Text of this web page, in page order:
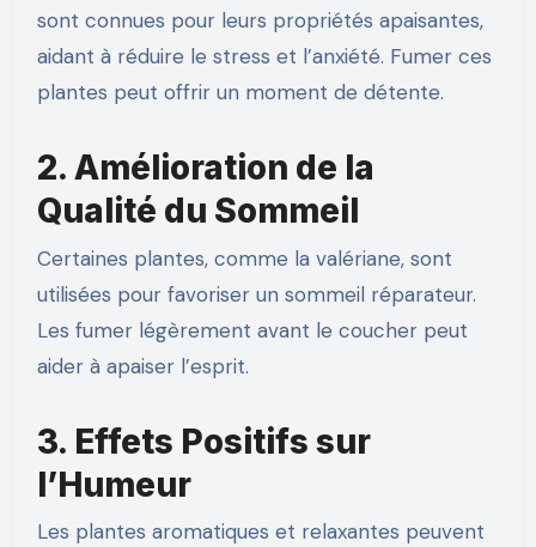
sont connues pour leurs propriétés apaisantes,
aidant à réduire le stress et l’anxiété. Fumer ces
plantes peut offrir un moment de détente.
2. Amélioration de la
Qualité du Sommeil
Certaines plantes, comme la valériane, sont
utilisées pour favoriser un sommeil réparateur.
Les fumer légèrement avant le coucher peut
aider à apaiser l’esprit.
3. Effets Positifs sur
l’Humeur
Les plantes aromatiques et relaxantes peuvent